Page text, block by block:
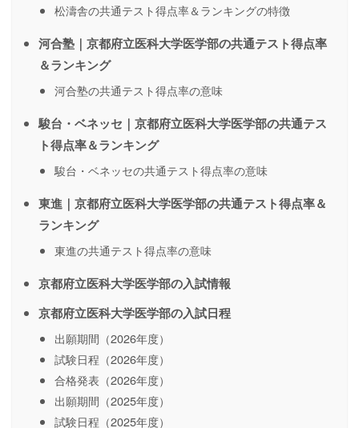
松濤舎の共通テスト得点率＆ランキングの特徴
河合塾｜京都府立医科大学医学部の共通テスト得点率
＆ランキング
河合塾の共通テスト得点率の意味
駿台・ベネッセ｜京都府立医科大学医学部の共通テス
ト得点率＆ランキング
駿台・ベネッセの共通テスト得点率の意味
東進｜京都府立医科大学医学部の共通テスト得点率＆
ランキング
東進の共通テスト得点率の意味
京都府立医科大学医学部の入試情報
京都府立医科大学医学部の入試日程
出願期間（2026年度）
試験日程（2026年度）
合格発表（2026年度）
出願期間（2025年度）
試験日程（2025年度）